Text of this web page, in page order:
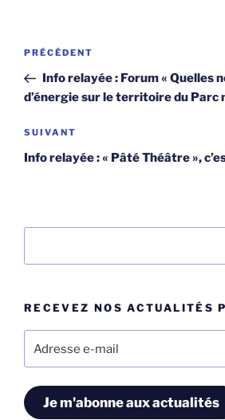
Navigation
l’article
Article
précédent
PRÉCÉDENT
Info relayée : Forum « Quelles
d’énergie sur le territoire du Parc
Article
suivant
SUIVANT
Info relayée : « Pâté Théâtre »,
RECEVEZ NOS ACTUALITÉS
e-
Je m'abonne aux actualités